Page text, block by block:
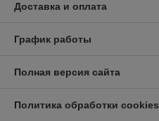
Доставка и оплата
График работы
Полная версия сайта
Политика обработки cookies